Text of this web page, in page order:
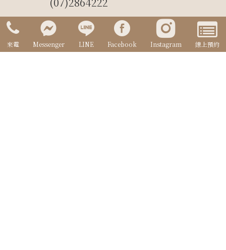
moodstory219@gmail.com
高雄市新興區中山一路219號
來電 Messenger LINE Facebook Instagram 線上預約